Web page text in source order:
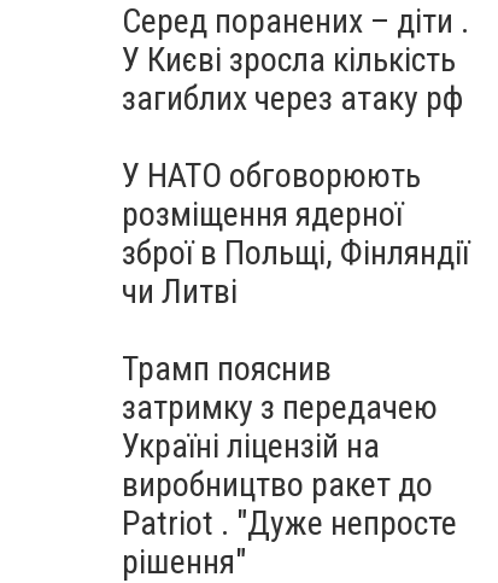
Серед поранених – діти .
У Києві зросла кількість
загиблих через атаку рф
У НАТО обговорюють
розміщення ядерної
зброї в Польщі, Фінляндії
чи Литві
Трамп пояснив
затримку з передачею
Україні ліцензій на
виробництво ракет до
Patriot . "Дуже непросте
рішення"